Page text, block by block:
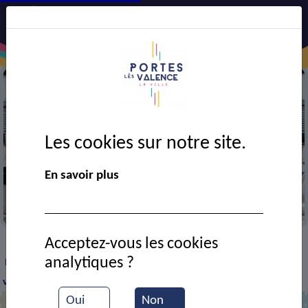
> VIE MUNICIPALE > Ressources documentaires
Délibération CM du 29/06/2026 - Subvention exceptionnelle
voyage classe de 3ème
Les cookies sur notre site.
En savoir plus
Oui Non
Acceptez-vous les cookies
analytiques ?